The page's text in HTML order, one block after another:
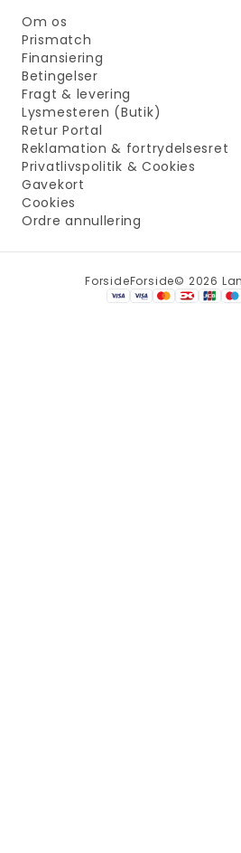
Om os
Prismatch
Finansiering
Betingelser
Fragt & levering
Lysmesteren (Butik)
Retur Portal
Reklamation & fortrydelsesret
Privatlivspolitik & Cookies
Gavekort
Cookies
Ordre annullering
ForsideForside© 2026